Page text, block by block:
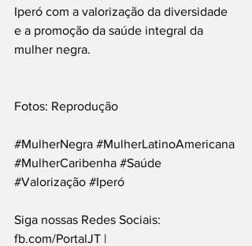
Iperó com a valorização da diversidade
e a promoção da saúde integral da
mulher negra.
Fotos: Reprodução
#MulherNegra #MulherLatinoAmericana
#MulherCaribenha #Saúde
#Valorização #Iperó
Siga nossas Redes Sociais:
fb.com/PortalJT |